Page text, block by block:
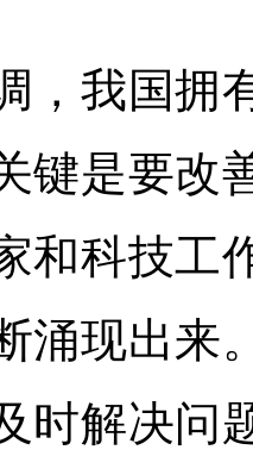
我国拥有
键是要改
和科技工
涌现出来
时解决问